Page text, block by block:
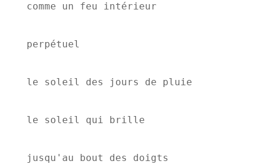
comme un feu intérieur
perpétuel
le soleil des jours de pluie
le soleil qui brille
jusqu'au bout des doigts